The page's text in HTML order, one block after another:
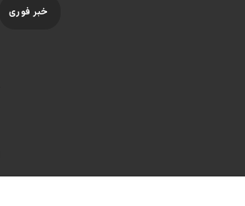
خبر فوری